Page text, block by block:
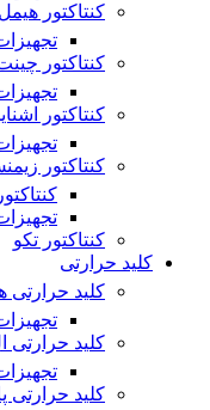
کنتاکتور هیمل
کنتاکتور
کنتاکتور
کنتاکتور
کنتاکتور تکو
کلید حرارتی
کلید حرارتی
کلید
کلید حرارتی